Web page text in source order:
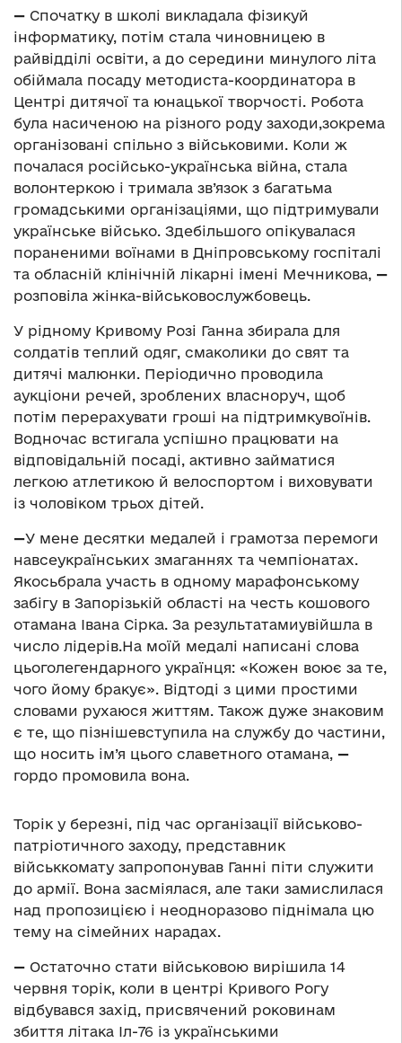
— Спочатку в школі викладала фізикуй
інформатику, потім стала чиновницею в
райвідділі освіти, а до середини минулого літа
обіймала посаду методиста-координатора в
Центрі дитячої та юнацької творчості. Робота
була насиченою на різного роду заходи,зокрема
організовані спільно з військовими. Коли ж
почалася російсько-українська війна, стала
волонтеркою і тримала зв’язок з багатьма
громадськими організаціями, що підтримували
українське військо. Здебільшого опікувалася
пораненими воїнами в Дніпровському госпіталі
та обласній клінічній лікарні імені Мечникова, —
розповіла жінка-військовослужбовець.
У рідному Кривому Розі Ганна збирала для
солдатів теплий одяг, смаколики до свят та
дитячі малюнки. Періодично проводила
аукціони речей, зроблених власноруч, щоб
потім перерахувати гроші на підтримкувоїнів.
Водночас встигала успішно працювати на
відповідальній посаді, активно займатися
легкою атлетикою й велоспортом і виховувати
із чоловіком трьох дітей.
—У мене десятки медалей і грамотза перемоги
навсеукраїнських змаганнях та чемпіонатах.
Якосьбрала участь в одному марафонському
забігу в Запорізькій області на честь кошового
отамана Івана Сірка. За результатамиувійшла в
число лідерів.На моїй медалі написані слова
цьоголегендарного українця: «Кожен воює за те,
чого йому бракує». Відтоді з цими простими
словами рухаюся життям. Також дуже знаковим
є те, що пізнішевступила на службу до частини,
що носить ім’я цього славетного отамана, —
гордо промовила вона.
Торік у березні, під час організації військово-
патріотичного заходу, представник
військкомату запропонував Ганні піти служити
до армії. Вона засміялася, але таки замислилася
над пропозицією і неодноразово піднімала цю
тему на сімейних нарадах.
— Остаточно стати військовою вирішила 14
червня торік, коли в центрі Кривого Рогу
відбувався захід, присвячений роковинам
збиття літака Іл-76 із українськими